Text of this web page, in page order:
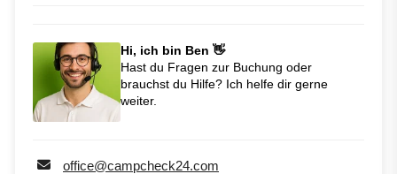
Hi, ich bin Ben 👋
Hast du Fragen zur Buchung oder
brauchst du Hilfe? Ich helfe dir gerne
weiter.
office@campcheck24.com